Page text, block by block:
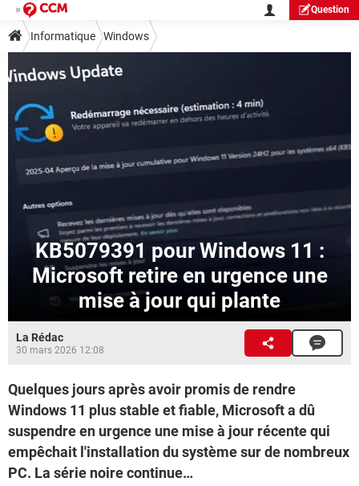
Question
Informatique Windows
KB5079391 pour Windows 11 :
Microsoft retire en urgence une
mise à jour qui plante
La Rédac
30 mars 2026 12:08
Quelques jours après avoir promis de rendre
Windows 11 plus stable et fiable, Microsoft a dû
suspendre en urgence une mise à jour récente qui
empêchait l'installation du système sur de nombreux
PC. La série noire continue…